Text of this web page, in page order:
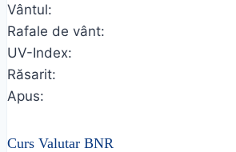
Vântul:
Rafale de vânt:
UV-Index:
Răsarit:
Apus:
Curs Valutar BNR